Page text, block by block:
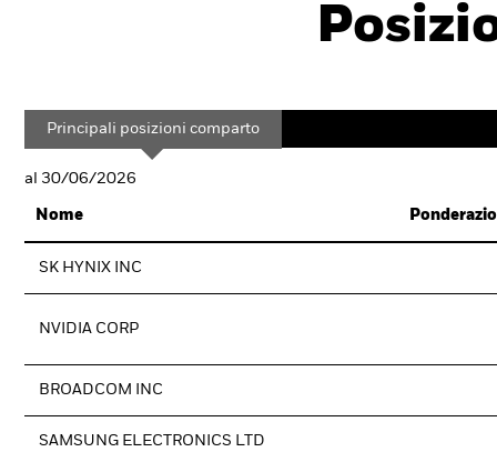
Principali posizioni comparto
al 30/06/2026
Nome
SK HYNIX INC
NVIDIA CORP
BROADCOM INC
SAMSUNG ELECTRONICS LTD